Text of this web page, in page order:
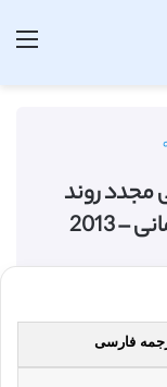
مجدد روند
2013
فارسی